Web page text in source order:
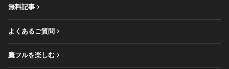
無料記事
よくあるご質問
鷹フルを楽しむ